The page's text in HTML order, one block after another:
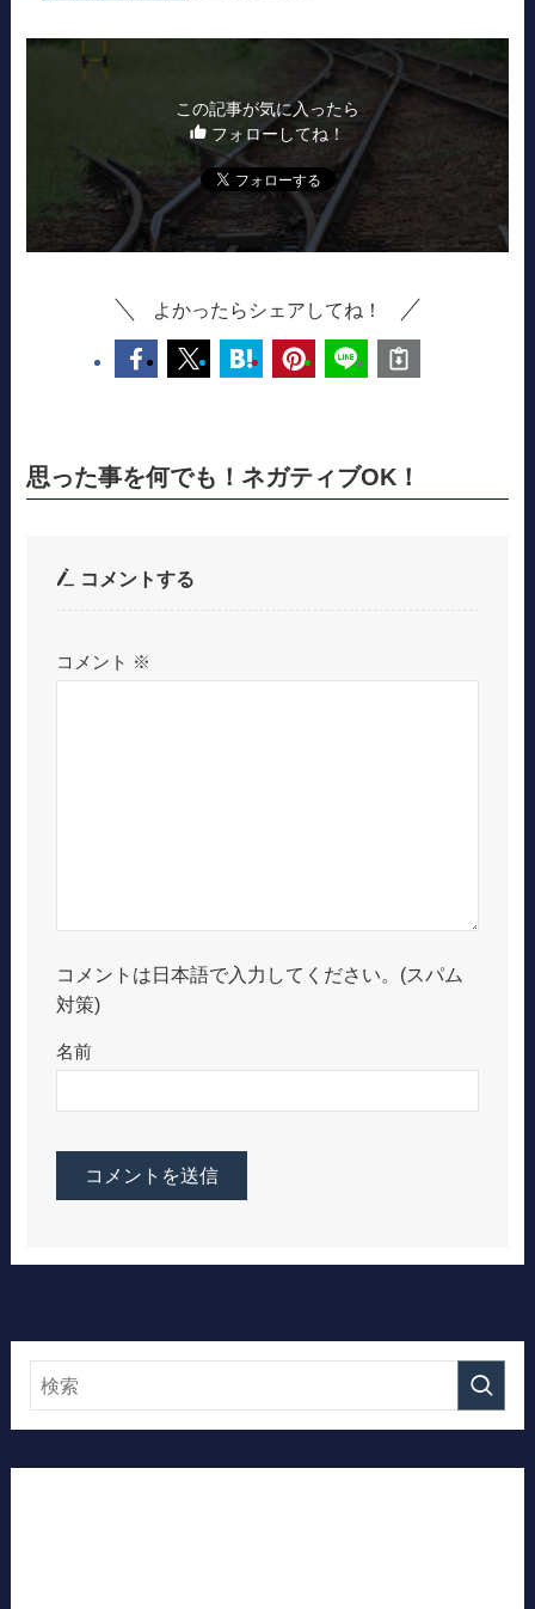
この記事が気に入ったら
フォローしてね！
よかったらシェアしてね！
思った事を何でも！ネガティブOK！
コメントする
コメント ※
コメントは日本語で入力してください。(スパム
対策)
名前